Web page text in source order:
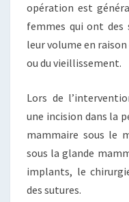
opération est
femmes qui ont des
leur volume en
ou du vieillissement.
Lors de
une incision dans la
mammaire sous le
sous la glande
implants, le
des sutures.